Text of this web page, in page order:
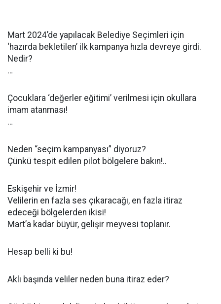
Mart 2024’de yapılacak Belediye Seçimleri için
‘hazırda bekletilen’ ilk kampanya hızla devreye girdi.
Nedir?
…
Çocuklara ‘değerler eğitimi’ verilmesi için okullara
imam atanması!
…
Neden “seçim kampanyası” diyoruz?
Çünkü tespit edilen pilot bölgelere bakın!..
Eskişehir ve İzmir!
Velilerin en fazla ses çıkaracağı, en fazla itiraz
edeceği bölgelerden ikisi!
Mart’a kadar büyür, gelişir meyvesi toplanır.
Hesap belli ki bu!
Aklı başında veliler neden buna itiraz eder?